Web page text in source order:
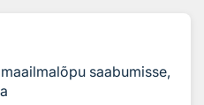
saabumisse,